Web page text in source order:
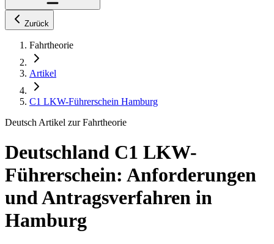
Zurück
Fahrtheorie
Artikel
C1 LKW-Führerschein Hamburg
Deutsch Artikel zur Fahrtheorie
Deutschland C1 LKW-
Führerschein: Anforderungen
und Antragsverfahren in
Hamburg